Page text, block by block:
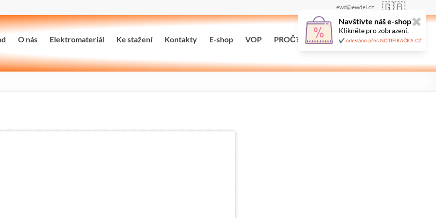
ewd@ewdel.cz 🇬🇧
O nás Elektromateriál Ke stažení Kontakty E-shop VOP PROČ? Maloobchodní prodej
Navštivte náš e-shop✖
Klikněte pro zobrazení.
✔️ odesláno přes NOTIFIKAČKA.CZ